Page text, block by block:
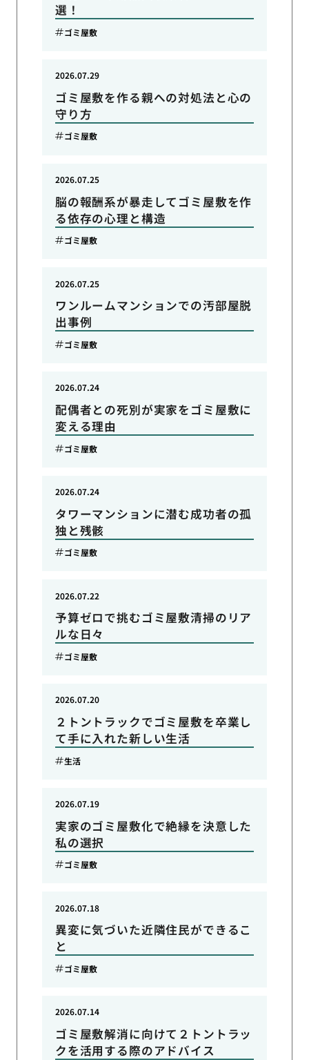
選！
ゴミ屋敷
ゴミ屋敷を作る親への対処法と心の
守り方
2026.07.29
ゴミ屋敷
脳の報酬系が暴走してゴミ屋敷を作
る依存の心理と構造
2026.07.25
ゴミ屋敷
ワンルームマンションでの汚部屋脱
出事例
2026.07.25
ゴミ屋敷
配偶者との死別が実家をゴミ屋敷に
変える理由
2026.07.24
ゴミ屋敷
タワーマンションに潜む成功者の孤
独と残骸
2026.07.24
ゴミ屋敷
予算ゼロで挑むゴミ屋敷清掃のリア
ルな日々
2026.07.22
ゴミ屋敷
２トントラックでゴミ屋敷を卒業し
て手に入れた新しい生活
2026.07.20
生活
実家のゴミ屋敷化で絶縁を決意した
私の選択
2026.07.19
ゴミ屋敷
異変に気づいた近隣住民ができるこ
と
2026.07.18
ゴミ屋敷
ゴミ屋敷解消に向けて２トントラッ
クを活用する際のアドバイス
2026.07.14